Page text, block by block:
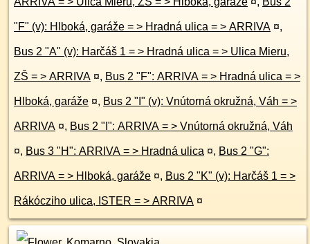
"F" (v): Hlboká, garáže = > Hradná ulica = > ARRIVA ¤,
Bus 2 "A" (v): Harčáš 1 = > Hradná ulica = > Ulica Mieru,
ZŠ = > ARRIVA ¤, Bus 2 "F": ARRIVA = > Hradná ulica = >
Hlboká, garáže ¤, Bus 2 "I" (v): Vnútorná okružná, Váh = >
ARRIVA ¤, Bus 2 "I": ARRIVA = > Vnútorná okružná, Váh
¤, Bus 3 "H": ARRIVA = > Hradná ulica ¤, Bus 2 "G":
ARRIVA = > Hlboká, garáže ¤, Bus 2 "K" (v): Harčáš 1 = >
Rákócziho ulica, ISTER = > ARRIVA ¤